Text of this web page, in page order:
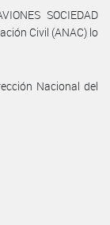
SOCIEDAD
Civil (ANAC) lo
Nacional del